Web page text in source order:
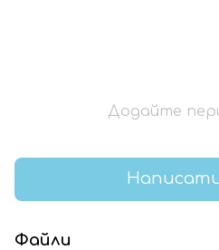
Додайте
Написати
Файли